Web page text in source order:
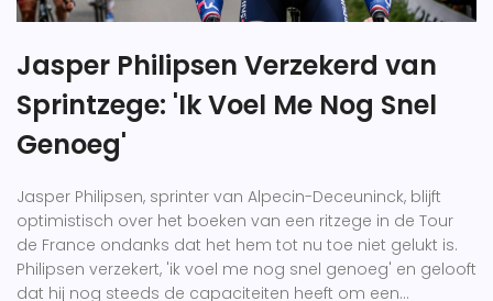
Jasper Philipsen Verzekerd van
Sprintzege: 'Ik Voel Me Nog Snel
Genoeg'
Jasper Philipsen, sprinter van Alpecin-Deceuninck, blijft
optimistisch over het boeken van een ritzege in de Tour
de France ondanks dat het hem tot nu toe niet gelukt is.
Philipsen verzekert, 'ik voel me nog snel genoeg' en gelooft
dat hij nog steeds de capaciteiten heeft om een